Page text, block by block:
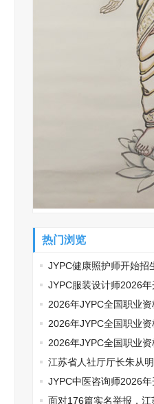
热门浏览
JYPC健康照护师开始招
JYPC服装设计师2026
2026年JYPC全国职业
师开始报名啦
2026年JYPC全国职业
师开始报名啦
2026年JYPC全国职业
师开始报名啦
江苏省人社厅厅长朱从
JYPC中医咨询师2026
面对176篇实名举报，